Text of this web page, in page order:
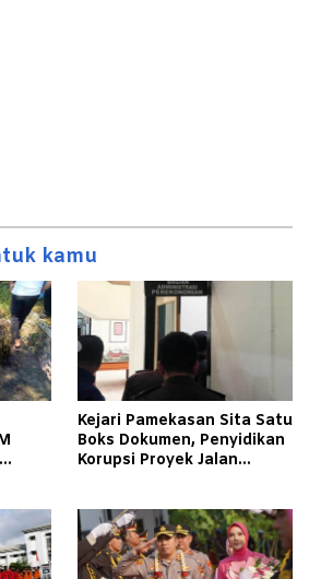
kamu
Kejari Pamekasan Sita Satu
Boks Dokumen, Penyidikan
Korupsi Proyek Jalan